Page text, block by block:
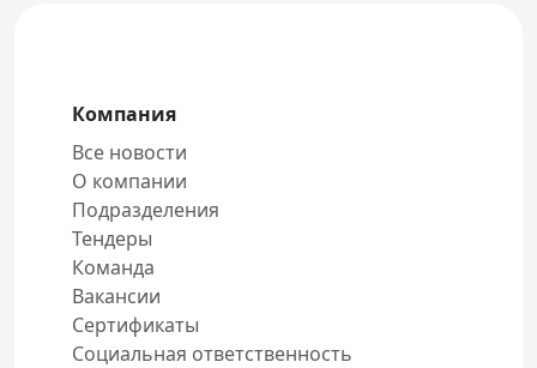
Компания
Все новости
О компании
Подразделения
Тендеры
Команда
Вакансии
Сертификаты
Социальная ответственность